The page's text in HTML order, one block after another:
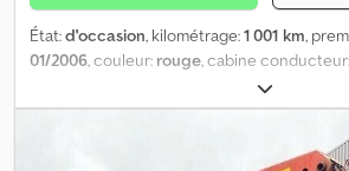
État:d'occasion, kilométrage:1 001 km,
01/2006, couleur: rouge, cabine conducteur:
, Année de construction:
grue, verrouillage centralisé,
Bovenden, arrêt d’urgence, pliable,
hydraulique, télécommande radio, quatre